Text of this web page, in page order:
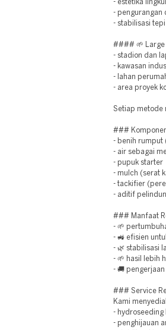
- estetika
- pengurangan
- stabilisasi tepi
#### 🌱 Large
- stadion dan
- kawasan
- lahan
- area proyek
Setiap metode
###
- benih rumput
- air sebagai
- pupuk starter
- mulch (serat
- tackifier
- aditif
### Manfaat
- 🌱
- 🚜 efisien
- 🌿 stabilisasi
- 🌱 hasil lebih
- 🚚
### Service
Kami
- hydroseeding
- penghijauan